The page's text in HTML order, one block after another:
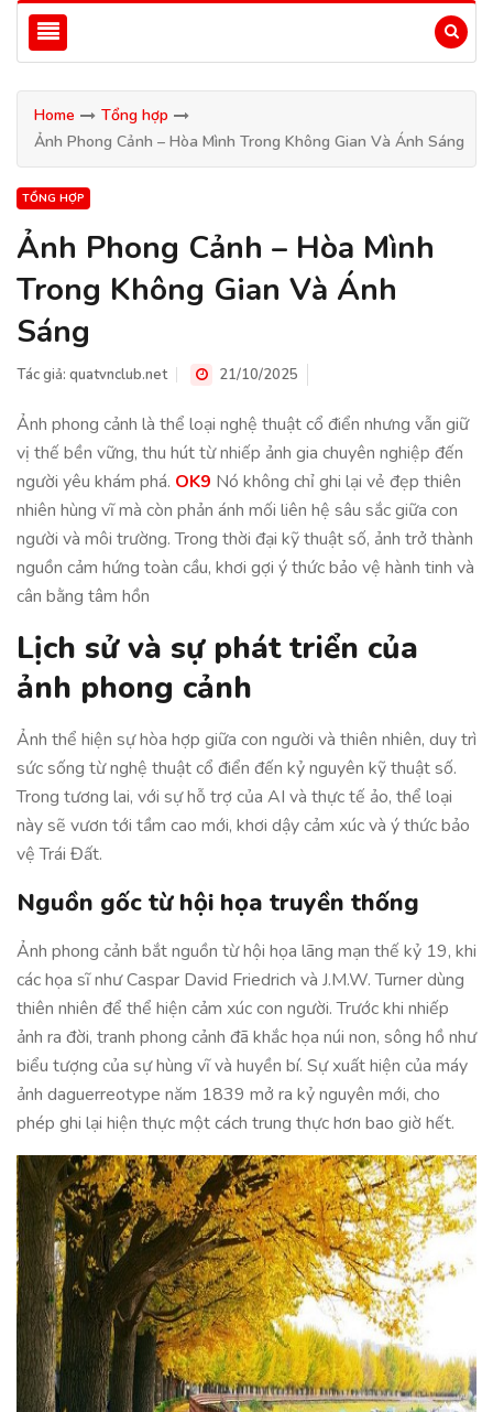
Home
Tổng hợp
Ảnh Phong Cảnh – Hòa Mình Trong Không Gian Và Ánh Sáng
TỔNG HỢP
Ảnh Phong Cảnh – Hòa Mình
Trong Không Gian Và Ánh
Sáng
Tác giả: quatvnclub.net 21/10/2025
Ảnh phong cảnh là thể loại nghệ thuật cổ điển nhưng vẫn giữ
vị thế bền vững, thu hút từ nhiếp ảnh gia chuyên nghiệp đến
người yêu khám phá. OK9 Nó không chỉ ghi lại vẻ đẹp thiên
nhiên hùng vĩ mà còn phản ánh mối liên hệ sâu sắc giữa con
người và môi trường. Trong thời đại kỹ thuật số, ảnh trở thành
nguồn cảm hứng toàn cầu, khơi gợi ý thức bảo vệ hành tinh và
cân bằng tâm hồn
Lịch sử và sự phát triển của
ảnh phong cảnh
Ảnh thể hiện sự hòa hợp giữa con người và thiên nhiên, duy trì
sức sống từ nghệ thuật cổ điển đến kỷ nguyên kỹ thuật số.
Trong tương lai, với sự hỗ trợ của AI và thực tế ảo, thể loại
này sẽ vươn tới tầm cao mới, khơi dậy cảm xúc và ý thức bảo
vệ Trái Đất.
Nguồn gốc từ hội họa truyền thống
Ảnh phong cảnh bắt nguồn từ hội họa lãng mạn thế kỷ 19, khi
các họa sĩ như Caspar David Friedrich và J.M.W. Turner dùng
thiên nhiên để thể hiện cảm xúc con người. Trước khi nhiếp
ảnh ra đời, tranh phong cảnh đã khắc họa núi non, sông hồ như
biểu tượng của sự hùng vĩ và huyền bí. Sự xuất hiện của máy
ảnh daguerreotype năm 1839 mở ra kỷ nguyên mới, cho
phép ghi lại hiện thực một cách trung thực hơn bao giờ hết.